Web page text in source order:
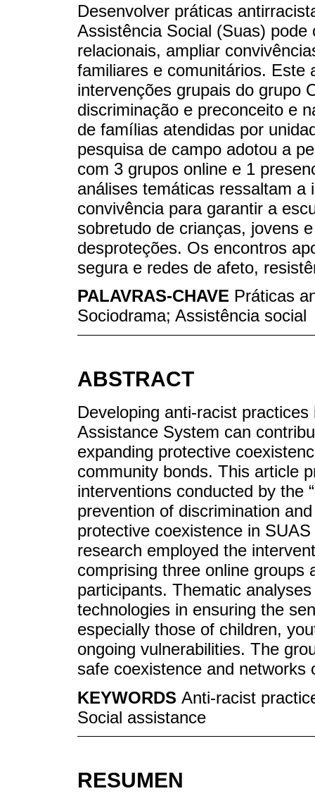
Desenvolver práticas
Assistência Social (Suas)
relacionais, ampliar
familiares e comunitários. Este
intervenções grupais do grupo
discriminação e preconceito e
de famílias atendidas por
pesquisa de campo adotou a
com 3 grupos online e 1
análises temáticas ressaltam a
convivência para garantir a
sobretudo de crianças, jovens
desproteções. Os encontros
segura e redes de afeto,
PALAVRAS-CHAVE Práticas
Sociodrama; Assistência social
ABSTRACT
Developing anti-racist
Assistance System can
expanding protective
community bonds. This article
interventions conducted by the
prevention of discrimination
protective coexistence in
research employed the
comprising three online groups
participants. Thematic
technologies in ensuring the
especially those of children,
ongoing vulnerabilities. The
safe coexistence and
KEYWORDS Anti-racist
Social assistance
RESUMEN